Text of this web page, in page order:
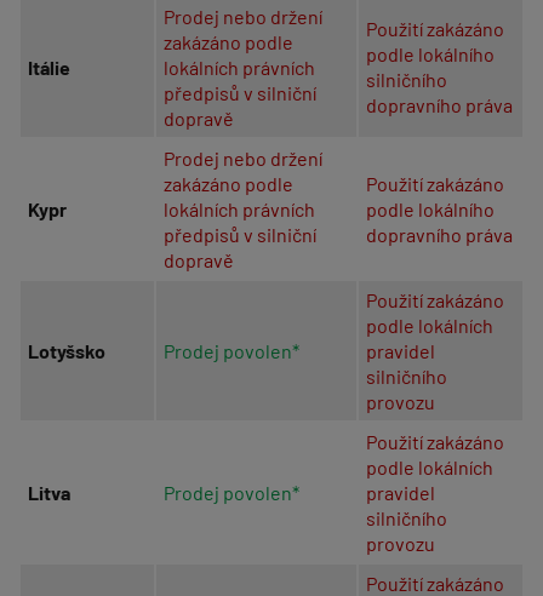
Itálie
Prodej nebo držení
zakázáno podle
lokálních právních
předpisů v silniční
dopravě
Použití zakázáno
podle lokálního
silničního
dopravního práva
Kypr
Prodej nebo držení
zakázáno podle
lokálních právních
předpisů v silniční
dopravě
Použití zakázáno
podle lokálního
dopravního práva
Lotyšsko Prodej povolen*
Použití zakázáno
podle lokálních
pravidel
silničního
provozu
Litva Prodej povolen*
Použití zakázáno
podle lokálních
pravidel
silničního
provozu
Použití zakázáno